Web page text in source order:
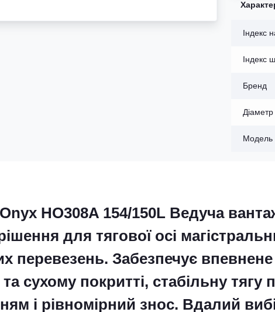
Індекс
Індекс
Бренд
Діаметр
Модель
HO308A 154/150L Ведуча
для тягової осі
перевезень. Забезпечує
сухому покритті, стабільну тягу
і рівномірний знос. Вдалий